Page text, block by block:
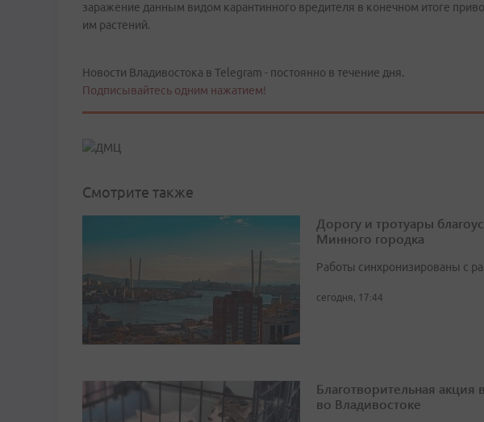
заражение данным видом карантинного вредителя в конечном итоге
им растений.
Новости Владивостока в Telegram - постоянно в течение дня.
Подписывайтесь одним нажатием!
Смотрите также
Дорогу и тротуары
Минного городка
Работы синхронизированы с
сегодня, 17:44
Благотворительная
во Владивостоке